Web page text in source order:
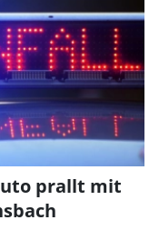
prallt mit